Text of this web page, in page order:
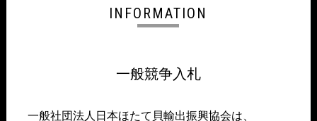
INFORMATION
一般競争入札
一般社団法人日本ほたて貝輸出振興協会は、